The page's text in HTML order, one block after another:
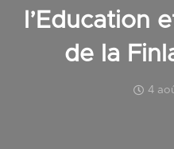
l’Education
de la
4